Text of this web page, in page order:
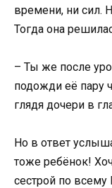
времени, ни сил.
Тогда она
– Ты же после
подожди её пару
глядя дочери в
Но в ответ
тоже ребёнок!
сестрой по всему